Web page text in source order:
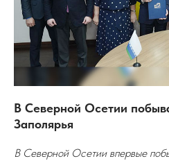
В Северной Осетии
Заполярья
В Северной Осетии впервые